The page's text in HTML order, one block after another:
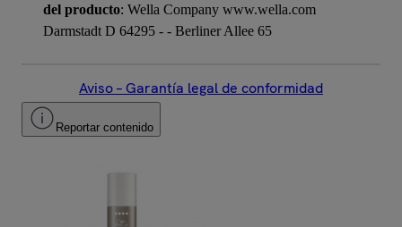
del producto: Wella Company www.wella.com
Darmstadt D 64295 - - Berliner Allee 65
Aviso – Garantía legal de conformidad
Reportar contenido